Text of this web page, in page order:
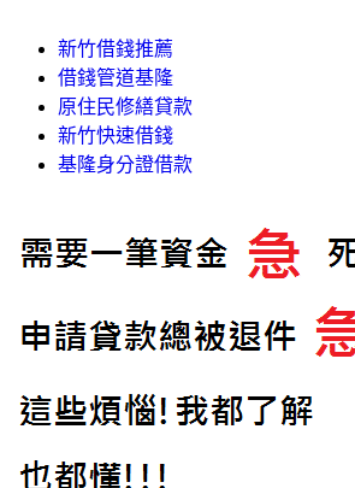
新竹借錢推薦
借錢管道基隆
原住民修繕貸款
新竹快速借錢
基隆身分證借款